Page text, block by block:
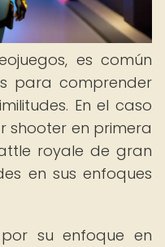
es común
para comprender
En el caso
shooter en primera
royale de gran
en sus enfoques
su enfoque en